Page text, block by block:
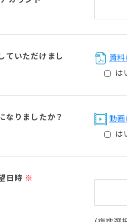
ていただけまし
資
は
なりましたか？
動
は
日時 ※